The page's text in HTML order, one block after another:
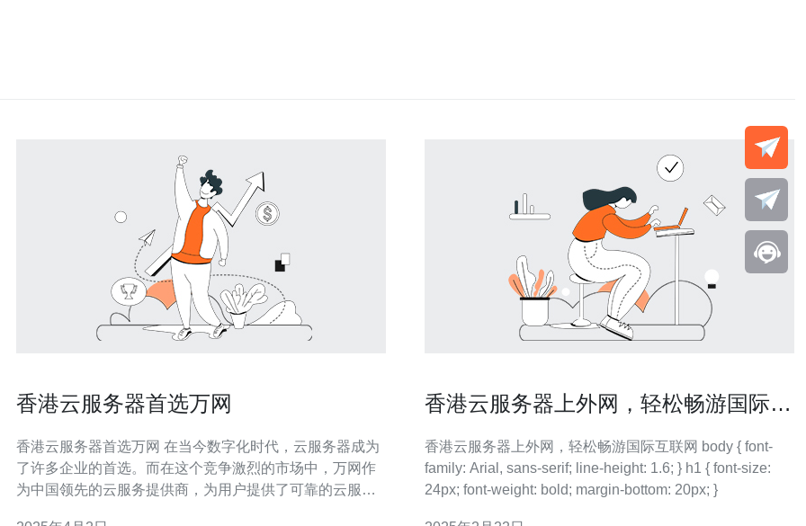
香港云服务器首选万网
香港云服务器首选万网 在当今数字化时代，云服务器成为
了许多企业的首选。而在这个竞争激烈的市场中，万网作
为中国领先的云服务提供商，为用户提供了可靠的云服务
香港云服务器上外网，轻松畅游国际互
香港云服务器上外网，轻松畅游国际互联网 body { font-
family: Arial, sans-serif; line-height: 1.6; } h1 { font-size:
24px; font-weight: bold; margin-bottom: 20px; }